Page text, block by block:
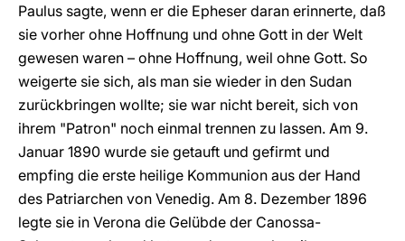
Paulus sagte, wenn er die Epheser daran erinnerte, daß
sie vorher ohne Hoffnung und ohne Gott in der Welt
gewesen waren – ohne Hoffnung, weil ohne Gott. So
weigerte sie sich, als man sie wieder in den Sudan
zurückbringen wollte; sie war nicht bereit, sich von
ihrem "Patron" noch einmal trennen zu lassen. Am 9.
Januar 1890 wurde sie getauft und gefirmt und
empfing die erste heilige Kommunion aus der Hand
des Patriarchen von Venedig. Am 8. Dezember 1896
legte sie in Verona die Gelübde der Canossa-